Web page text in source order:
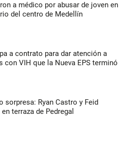
a médico por abusar de joven en
del centro de Medellín
a contrato para dar atención a
con VIH que la Nueva EPS terminó
sorpresa: Ryan Castro y Feid
terraza de Pedregal